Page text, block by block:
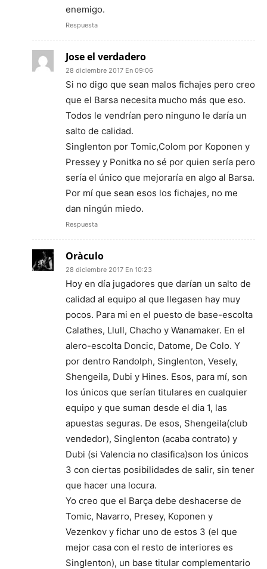
enemigo.
Respuesta
Jose el verdadero
28 diciembre 2017 En 09:06
Si no digo que sean malos fichajes pero creo
que el Barsa necesita mucho más que eso.
Todos le vendrían pero ninguno le daría un
salto de calidad.
Singlenton por Tomic,Colom por Koponen y
Pressey y Ponitka no sé por quien sería pero
sería el único que mejoraría en algo al Barsa.
Por mí que sean esos los fichajes, no me
dan ningún miedo.
Respuesta
Oràculo
28 diciembre 2017 En 10:23
Hoy en día jugadores que darían un salto de
calidad al equipo al que llegasen hay muy
pocos. Para mi en el puesto de base-escolta
Calathes, Llull, Chacho y Wanamaker. En el
alero-escolta Doncic, Datome, De Colo. Y
por dentro Randolph, Singlenton, Vesely,
Shengeila, Dubi y Hines. Esos, para mí, son
los únicos que serían titulares en cualquier
equipo y que suman desde el dia 1, las
apuestas seguras. De esos, Shengeila(club
vendedor), Singlenton (acaba contrato) y
Dubi (si Valencia no clasifica)son los únicos
3 con ciertas posibilidades de salir, sin tener
que hacer una locura.
Yo creo que el Barça debe deshacerse de
Tomic, Navarro, Presey, Koponen y
Vezenkov y fichar uno de estos 3 (el que
mejor casa con el resto de interiores es
Singlenton), un base titular complementario